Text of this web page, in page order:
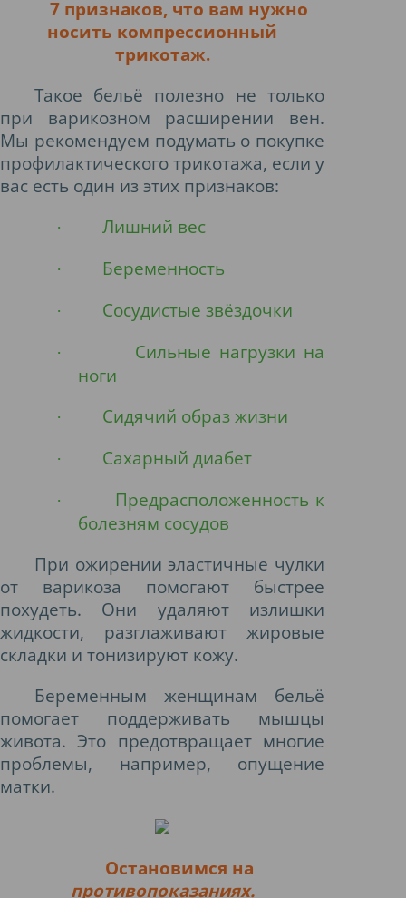
7 признаков, что вам нужно
носить компрессионный
трикотаж.
Такое бельё полезно не только
при варикозном расширении вен.
Мы рекомендуем подумать о покупке
профилактического трикотажа, если у
вас есть один из этих признаков:
· Лишний вес
· Беременность
· Сосудистые звёздочки
·
Сильные нагрузки на
ноги
· Сидячий образ жизни
· Сахарный диабет
·
Предрасположенность к
болезням сосудов
При ожирении эластичные чулки
от варикоза помогают быстрее
похудеть. Они удаляют излишки
жидкости, разглаживают жировые
складки и тонизируют кожу.
Беременным женщинам бельё
помогает поддерживать мышцы
живота. Это предотвращает многие
проблемы, например, опущение
матки.
Остановимся на
противопоказаниях.